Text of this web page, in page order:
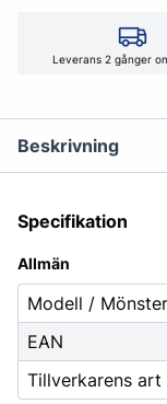
Leverans 2 gånger
Beskrivning
Specifikation
Allmän
Modell / Mönster
EAN
Tillverkarens art